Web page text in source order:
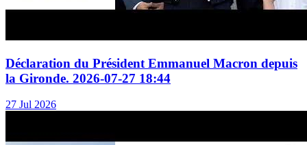
Déclaration du Président Emmanuel Macron depuis
la Gironde. 2026-07-27 18:44
27 Jul 2026